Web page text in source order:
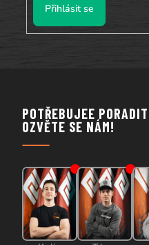
Přihlásit se
POTŘEBUJEE
OZVĚTE SE NÁM!